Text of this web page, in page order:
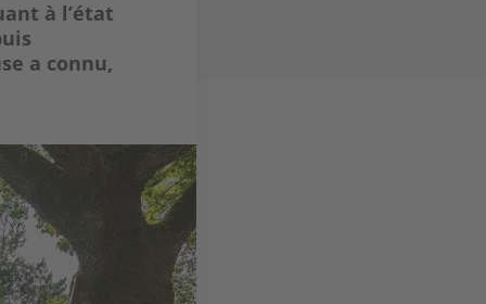
à l’état
a connu,